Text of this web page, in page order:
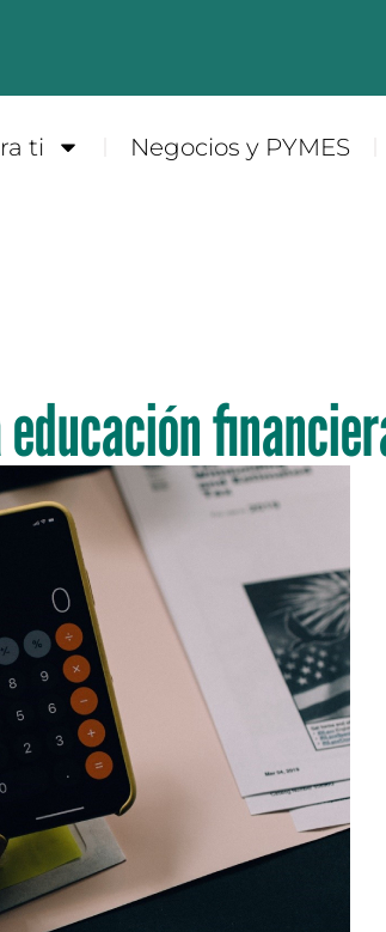
ti Negocios y PYMES